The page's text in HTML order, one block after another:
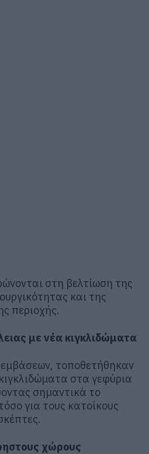
στη βελτίωση της
και της
περιοχής.
με νέα κιγκλιδώματα
τοποθετήθηκαν
στα γεφύρια
σημαντικά το
για τους κατοίκους
χώρους